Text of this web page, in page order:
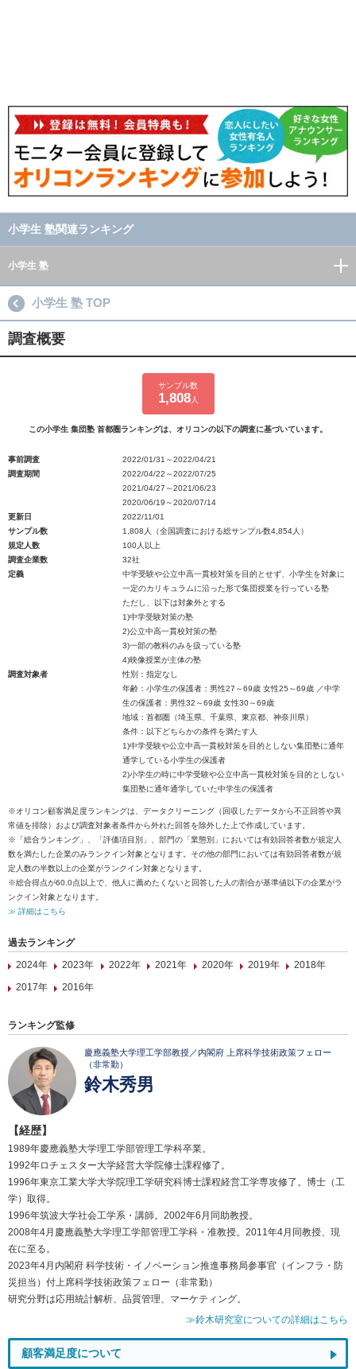
小学生 塾関連ランキング
小学生 塾
小学生 塾 TOP
調査概要
サンプル数
1,808人
この小学生 集団塾 首都圏ランキングは、オリコンの以下の調査に基づいています。
事前調査
2022/01/31～2022/04/21
調査期間
2022/04/22～2022/07/25
2021/04/27～2021/06/23
2020/06/19～2020/07/14
更新日
2022/11/01
サンプル数
1,808人（全国調査における総サンプル数4,854人）
規定人数
100人以上
調査企業数
32社
定義
中学受験や公立中高一貫校対策を目的とせず、小学生を対象に
一定のカリキュラムに沿った形で集団授業を行っている塾
ただし、以下は対象外とする
1)中学受験対策の塾
2)公立中高一貫校対策の塾
3)一部の教科のみを扱っている塾
4)映像授業が主体の塾
調査対象者
性別：指定なし
年齢：小学生の保護者：男性27～69歳 女性25～69歳 ／中学
生の保護者：男性32～69歳 女性30～69歳
地域：首都圏（埼玉県、千葉県、東京都、神奈川県）
条件：以下どちらかの条件を満たす人
1)中学受験や公立中高一貫校対策を目的としない集団塾に通年
通学している小学生の保護者
2)小学生の時に中学受験や公立中高一貫校対策を目的としない
集団塾に通年通学していた中学生の保護者
※オリコン顧客満足度ランキングは、データクリーニング（回収したデータから不正回答や異
常値を排除）および調査対象者条件から外れた回答を除外した上で作成しています。
※「総合ランキング」、「評価項目別」、部門の「業態別」においては有効回答者数が規定人
数を満たした企業のみランクイン対象となります。その他の部門においては有効回答者数が規
定人数の半数以上の企業がランクイン対象となります。
※総合得点が60.0点以上で、他人に薦めたくないと回答した人の割合が基準値以下の企業がラ
ンクイン対象となります。
≫ 詳細はこちら
過去ランキング
2024年
2023年 2022年 2021年 2020年 2019年
2018年
2017年
2016年
ランキング監修
慶應義塾大学理工学部教授／内閣府 上席科学技術政策フェロー
（非常勤）
鈴木秀男
【経歴】
1989年慶應義塾大学理工学部管理工学科卒業。
1992年ロチェスター大学経営大学院修士課程修了。
1996年東京工業大学大学院理工学研究科博士課程経営工学専攻修了。博士（工
学）取得。
1996年筑波大学社会工学系・講師。2002年6月同助教授。
2008年4月慶應義塾大学理工学部管理工学科・准教授。2011年4月同教授、現
在に至る。
2023年4月内閣府 科学技術・イノベーション推進事務局参事官（インフラ・防
災担当）付上席科学技術政策フェロー（非常勤）
研究分野は応用統計解析、品質管理、マーケティング。
≫鈴木研究室についての詳細はこちら
顧客満足度について